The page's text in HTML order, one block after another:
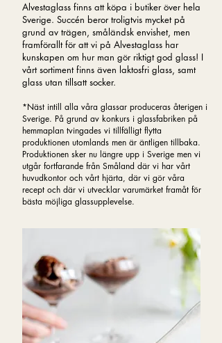
Alvestaglass finns att köpa i butiker över hela
Sverige. Succén beror troligtvis mycket på
grund av trägen, småländsk envishet, men
framförallt för att vi på Alvestaglass har
kunskapen om hur man gör riktigt god glass! I
vårt sortiment finns även laktosfri glass, samt
glass utan tillsatt socker.
*Näst intill alla våra glassar produceras återigen i
Sverige. På grund av konkurs i glassfabriken på
hemmaplan tvingades vi tillfälligt flytta
produktionen utomlands men är äntligen tillbaka.
Produktionen sker nu längre upp i Sverige men vi
utgår fortfarande från Småland där vi har vårt
huvudkontor och vårt hjärta, där vi gör våra
recept och där vi utvecklar varumärket framåt för
bästa möjliga glassupplevelse.